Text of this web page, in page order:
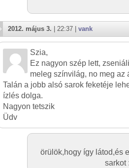
2012. május 3. | 22:37 | vank
Szia,
Ez nagyon szép lett,
meleg színvilág, no meg az
Talán a jobb alsó sarok feketéje
ízlés dolga.
Nagyon tetszik
Üdv
örülök,hogy így látod,és
sarkot